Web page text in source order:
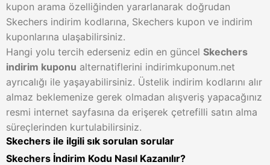
kupon arama özelliğinden yararlanarak doğrudan
Skechers indirim kodlarına, Skechers kupon ve indirim
kuponlarına ulaşabilirsiniz.
Hangi yolu tercih ederseniz edin en güncel Skechers
indirim kuponu alternatiflerini indirimkuponum.net
ayrıcalığı ile yaşayabilirsiniz. Üstelik indirim kodlarını alır
almaz beklemenize gerek olmadan alışveriş yapacağınız
resmi internet sayfasına da erişerek çetrefilli satın alma
süreçlerinden kurtulabilirsiniz.
Skechers ile ilgili sık sorulan sorular
Skechers İndirim Kodu Nasıl Kazanılır?